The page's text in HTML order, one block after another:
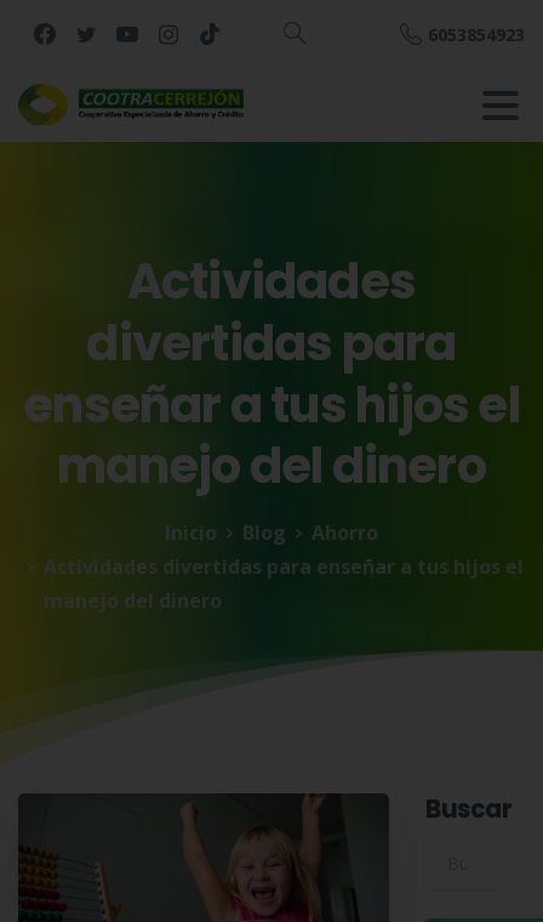
Buscar
6053854923
Actividades
divertidaspara
enseñaratushijosel
manejodeldinero
Inicio Blog
Ahorro
Actividades divertidas para enseñar a tus hijos el
manejo del dinero
Buscar